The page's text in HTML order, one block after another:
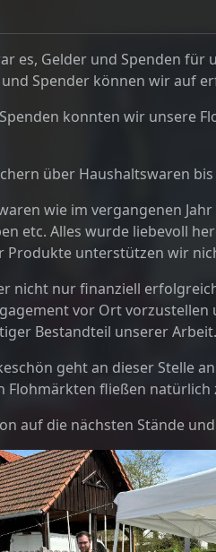
es, Gelder und Spenden
Spender können wir auf
konnten wir unsere
über Haushaltswaren
wie im vergangenen
etc. Alles wurde liebevoll
Produkte unterstützen wir
nicht nur finanziell
vor Ort
Bestandteil unserer Arbeit.
geht an dieser Stelle
Flohmärkten fließen
auf die nächsten Stände